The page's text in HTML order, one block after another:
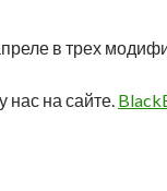
в трех
нас на сайте.